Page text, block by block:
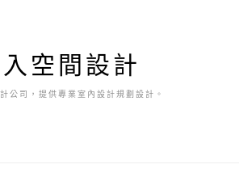
空間設計
公司，提供專業室內設計規劃設計。